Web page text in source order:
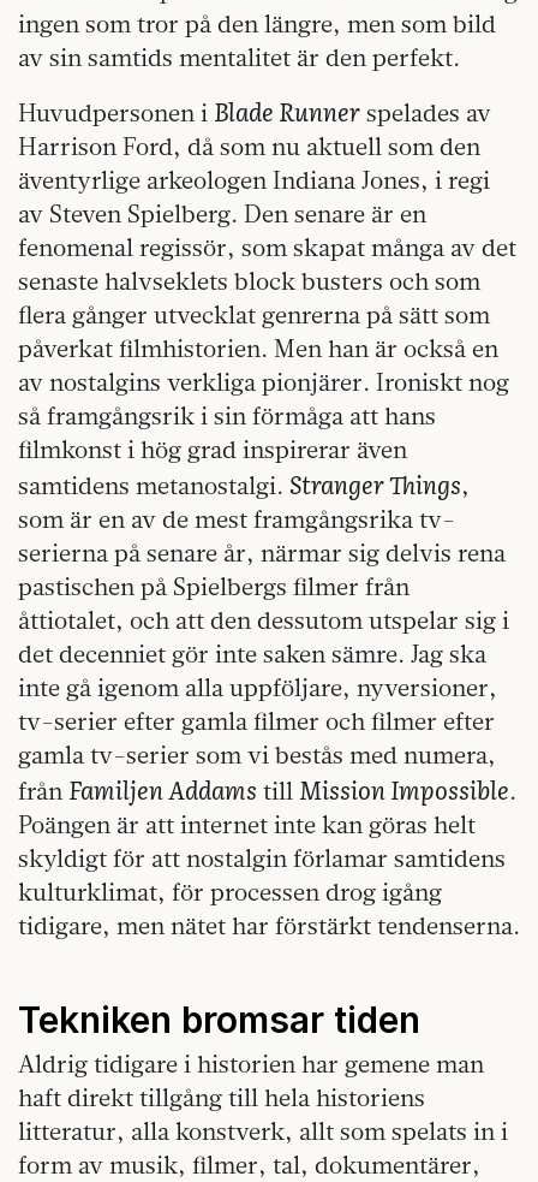
ingen som tror på den längre, men som bild
av sin samtids mentalitet är den perfekt.
Huvudpersonen i Blade Runner spelades av
Harrison Ford, då som nu aktuell som den
äventyrlige arkeologen Indiana Jones, i regi
av Steven Spielberg. Den senare är en
fenomenal regissör, som skapat många av det
senaste halvseklets block busters och som
flera gånger utvecklat genrerna på sätt som
påverkat filmhistorien. Men han är också en
av nostalgins verkliga pionjärer. Ironiskt nog
så framgångsrik i sin förmåga att hans
filmkonst i hög grad inspirerar även
samtidens metanostalgi. Stranger Things,
som är en av de mest framgångsrika tv-
serierna på senare år, närmar sig delvis rena
pastischen på Spielbergs filmer från
åttiotalet, och att den dessutom utspelar sig i
det decenniet gör inte saken sämre. Jag ska
inte gå igenom alla uppföljare, nyversioner,
tv-serier efter gamla filmer och filmer efter
gamla tv-serier som vi bestås med numera,
från Familjen Addams till Mission Impossible.
Poängen är att internet inte kan göras helt
skyldigt för att nostalgin förlamar samtidens
kulturklimat, för processen drog igång
tidigare, men nätet har förstärkt tendenserna.
Tekniken bromsar tiden
Aldrig tidigare i historien har gemene man
haft direkt tillgång till hela historiens
litteratur, alla konstverk, allt som spelats in i
form av musik, filmer, tal, dokumentärer,